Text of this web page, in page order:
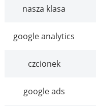
nasza klasa
google analytics
czcionek
google ads